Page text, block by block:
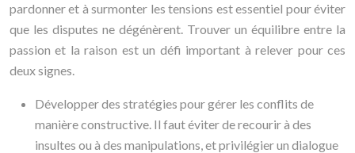
pardonner et à surmonter les tensions est essentiel pour éviter
que les disputes ne dégénèrent. Trouver un équilibre entre la
passion et la raison est un défi important à relever pour ces
deux signes.
Développer des stratégies pour gérer les conflits de
manière constructive. Il faut éviter de recourir à des
insultes ou à des manipulations, et privilégier un dialogue